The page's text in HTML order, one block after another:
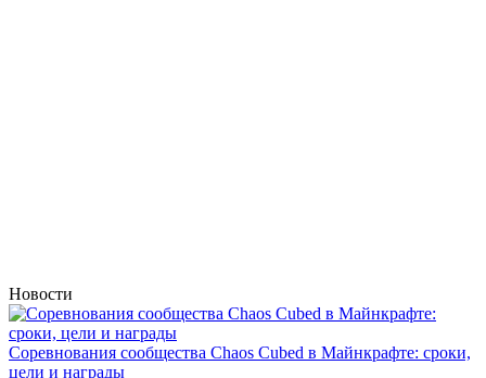
Новости
Соревнования сообщества Chaos Cubed в Майнкрафте: сроки,
цели и награды